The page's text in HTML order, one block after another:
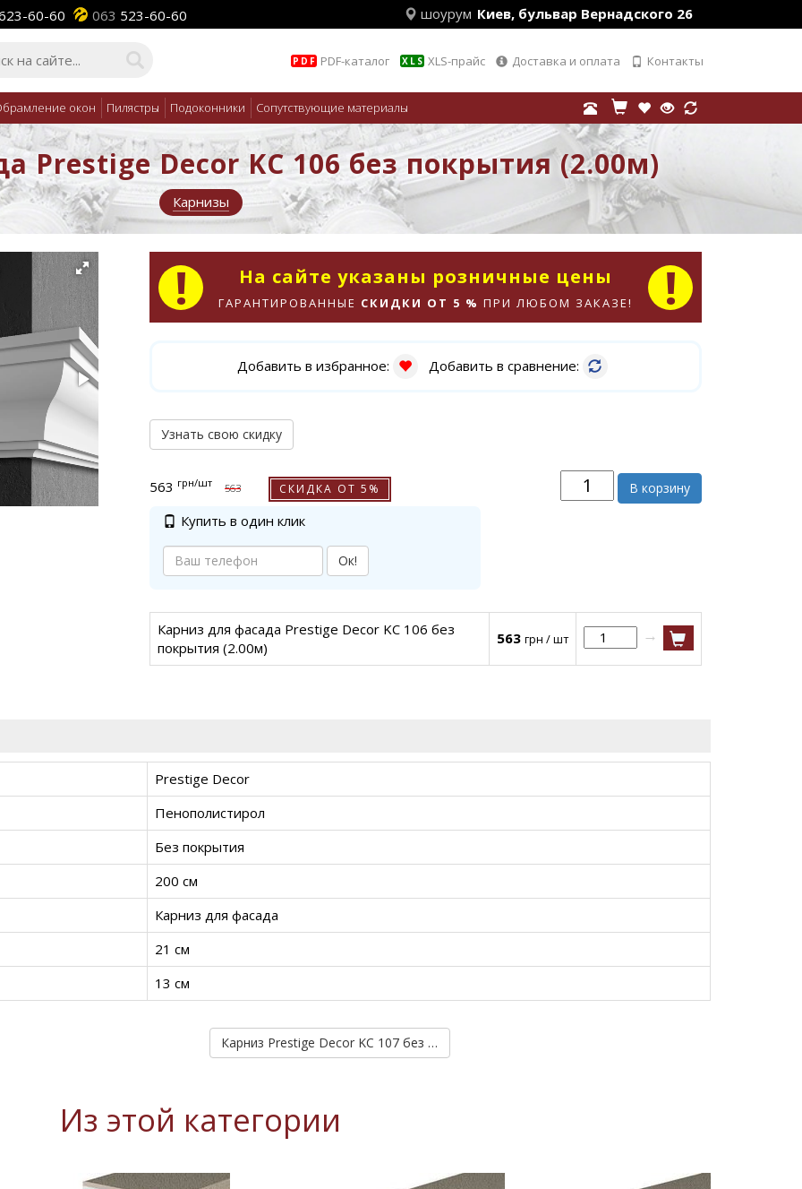
60-60 063 523-60-60 шоурум Киев, бульвар Вернадского 26
PDF PDF-каталог XLS XLS-прайс Доставка и оплата Контакты
окон Пилястры Подоконники Сопутствующие материалы
Prestige Decor KC 106 без покрытия (2.00м)
Карнизы
На сайте указаны розничные цены
ГАРАНТИРОВАННЫЕ СКИДКИ ОТ 5 % ПРИ ЛЮБОМ ЗАКАЗЕ!
Добавить в избранное: Добавить в сравнение:
Узнать свою скидку
563 грн/шт 563 СКИДКА ОТ 5% В корзину
Купить в один клик
Ок!
Карниз для фасада Prestige Decor KC 106 без
покрытия (2.00м)
563 грн / шт →
Prestige Decor
Пенополистирол
Без покрытия
200 см
Карниз для фасада
21 см
13 см
Карниз Prestige Decor KC 107 без покрытия (2.00м) →
Из этой категории